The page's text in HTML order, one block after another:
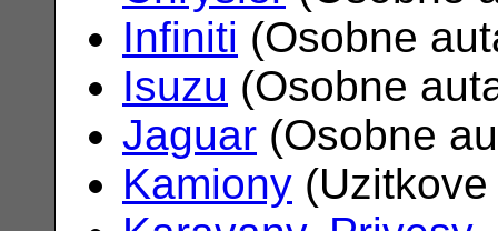
Infiniti (Osobne
Isuzu (Osobne
Jaguar (Osobne
Kamiony